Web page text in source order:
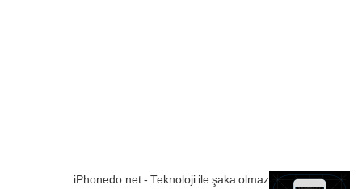
iPhonedo.net - Teknoloji ile şaka olmaz